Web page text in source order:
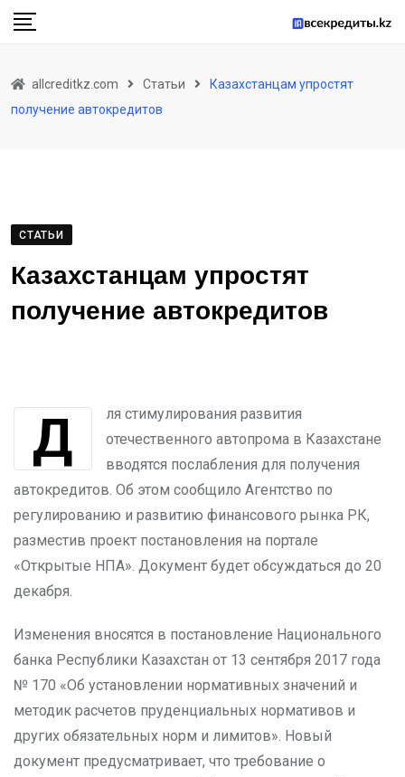
Skip
allcreditkz.com Статьи
Казахстанцам упростят
получение автокредитов
СТАТЬИ
Казахстанцам упростят
получение автокредитов
Для стимулирования развития
отечественного автопрома в Казахстане
вводятся послабления для получения
автокредитов. Об этом сообщило Агентство по
регулированию и развитию финансового рынка РК,
разместив проект постановления на портале
«Открытые НПА». Документ будет обсуждаться до 20
декабря.
Изменения вносятся в постановление Национального
банка Республики Казахстан от 13 сентября 2017 года
№ 170 «Об установлении нормативных значений и
методик расчетов пруденциальных нормативов и
других обязательных норм и лимитов». Новый
документ предусматривает, что требование о